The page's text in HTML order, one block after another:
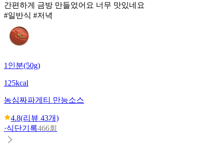
간편하게 금방 만들었어요 너무 맛있네요
#일반식 #저녁
1인분(50g)
125kcal
농심짜파게티 만능소스
4.8(리뷰 43개)
·식단기록466회